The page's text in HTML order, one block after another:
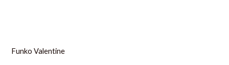
Funko Valentine